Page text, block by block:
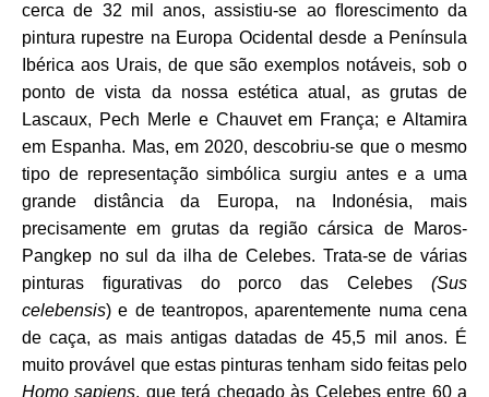
cerca de 32 mil anos, assistiu-se ao ﬂorescimento da
pintura rupestre na Europa Ocidental desde a Península
Ibérica aos Urais, de que são exemplos notáveis, sob o
ponto de vista da nossa estética atual, as grutas de
Lascaux, Pech Merle e Chauvet em França; e Altamira
em Espanha. Mas, em 2020, descobriu-se que o mesmo
tipo de representação simbólica surgiu antes e a uma
grande distância da Europa, na Indonésia, mais
precisamente em grutas da região cársica de Maros-
Pangkep no sul da ilha de Celebes. Trata-se de várias
pinturas ﬁgurativas do porco das Celebes (Sus
celebensis) e de teantropos, aparentemente numa cena
de caça, as mais antigas datadas de 45,5 mil anos. É
muito provável que estas pinturas tenham sido feitas pelo
Homo sapiens, que terá chegado às Celebes entre 60 a